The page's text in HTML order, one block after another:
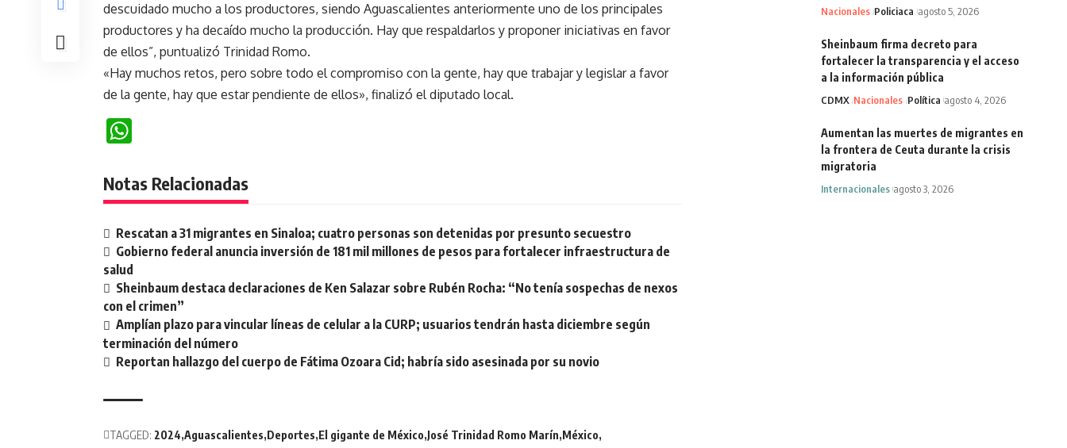
descuidado mucho a los productores, siendo Aguascalientes anteriormente uno de los principales
productores y ha decaído mucho la producción. Hay que respaldarlos y proponer iniciativas en favor
de ellos”, puntualizó Trinidad Romo.
«Hay muchos retos, pero sobre todo el compromiso con la gente, hay que trabajar y legislar a favor
de la gente, hay que estar pendiente de ellos», finalizó el diputado local.
Notas Relacionadas
Rescatan a 31 migrantes en Sinaloa; cuatro personas son detenidas por presunto secuestro
Gobierno federal anuncia inversión de 181 mil millones de pesos para fortalecer infraestructura de
salud
Sheinbaum destaca declaraciones de Ken Salazar sobre Rubén Rocha: “No tenía sospechas de nexos
con el crimen”
Amplían plazo para vincular líneas de celular a la CURP; usuarios tendrán hasta diciembre según
terminación del número
Reportan hallazgo del cuerpo de Fátima Ozoara Cid; habría sido asesinada por su novio
TAGGED: 2024 Aguascalientes Deportes El gigante de México José Trinidad Romo Marín México
Nacionales Policiaca agosto 5, 2026
Sheinbaum firma decreto para
fortalecer la transparencia y el acceso
a la información pública
CDMX Nacionales Política agosto 4, 2026
Aumentan las muertes de migrantes en
la frontera de Ceuta durante la crisis
migratoria
Internacionales agosto 3, 2026